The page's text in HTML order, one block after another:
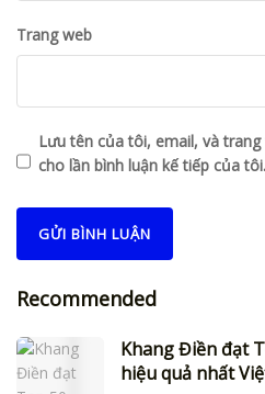
Trang web
Lưu tên của tôi, email, và
cho lần bình luận kế tiếp của tôi.
Recommended
Khang Điền đạt
hiệu quả nhất